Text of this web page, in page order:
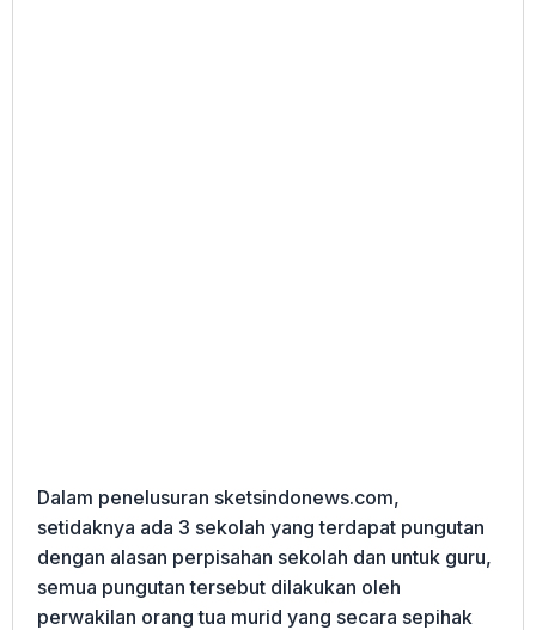
Dalam penelusuran sketsindonews.com,
setidaknya ada 3 sekolah yang terdapat pungutan
dengan alasan perpisahan sekolah dan untuk guru,
semua pungutan tersebut dilakukan oleh
perwakilan orang tua murid yang secara sepihak